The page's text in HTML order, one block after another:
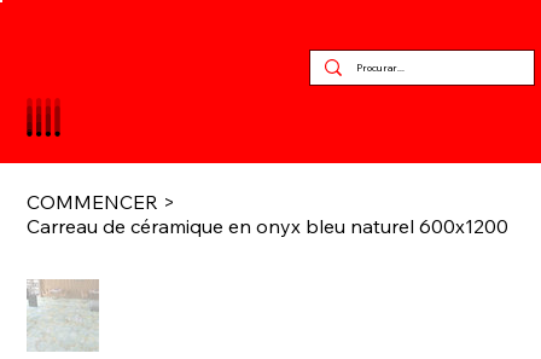
COMMENCER >
Carreau de céramique en onyx bleu naturel 600x1200